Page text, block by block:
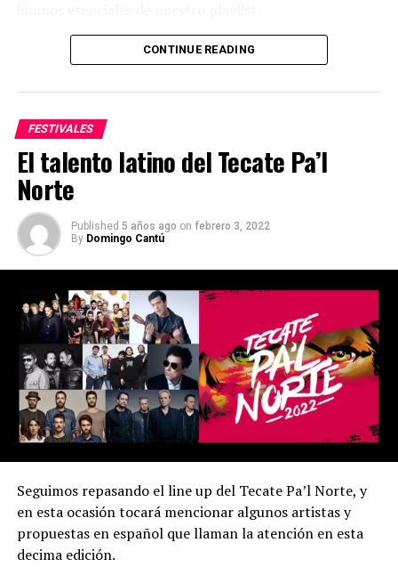
En nuestro rock también existen temas que se han
vuelto esenciales, sobre todo en este día del amor y la
amistad, uno de los ejemplos más claros es «Eres» de
Café Tacvba, pero no sólo existe este gran tema, aquí
repasamos algunas Grandes canciones de amor del rock
en México.
1.- Hipnotízame – Fobia
Con demasiado sentimentalismo, iniciamos este listado
con este sensacional tema deFobia , en donde el
interprete, hace analogías de lo que siente hacia otra
CONTINUE READING
FESTIVALES
El talento latino del Tecate Pa’l
Norte
Published 5 años ago on febrero 3, 2022
By Domingo Cantú
Seguimos repasando el line up del Tecate Pa’l Norte, y
en esta ocasión tocará mencionar algunos artistas y
propuestas en español que llaman la atención en esta
decima edición.